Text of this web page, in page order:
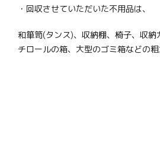
・回収させていただいた不用品は、
和箪笥(タンス)、収納棚、椅子、収納
チロールの箱、大型のゴミ箱などの粗